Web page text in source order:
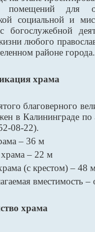
помещений для
социальной и
богослужебной
любого
районе города.
храма
благоверного
в Калининграде
08-22).
– 36 м
– 22 м
(с крестом) – 48
вместимость –
храма